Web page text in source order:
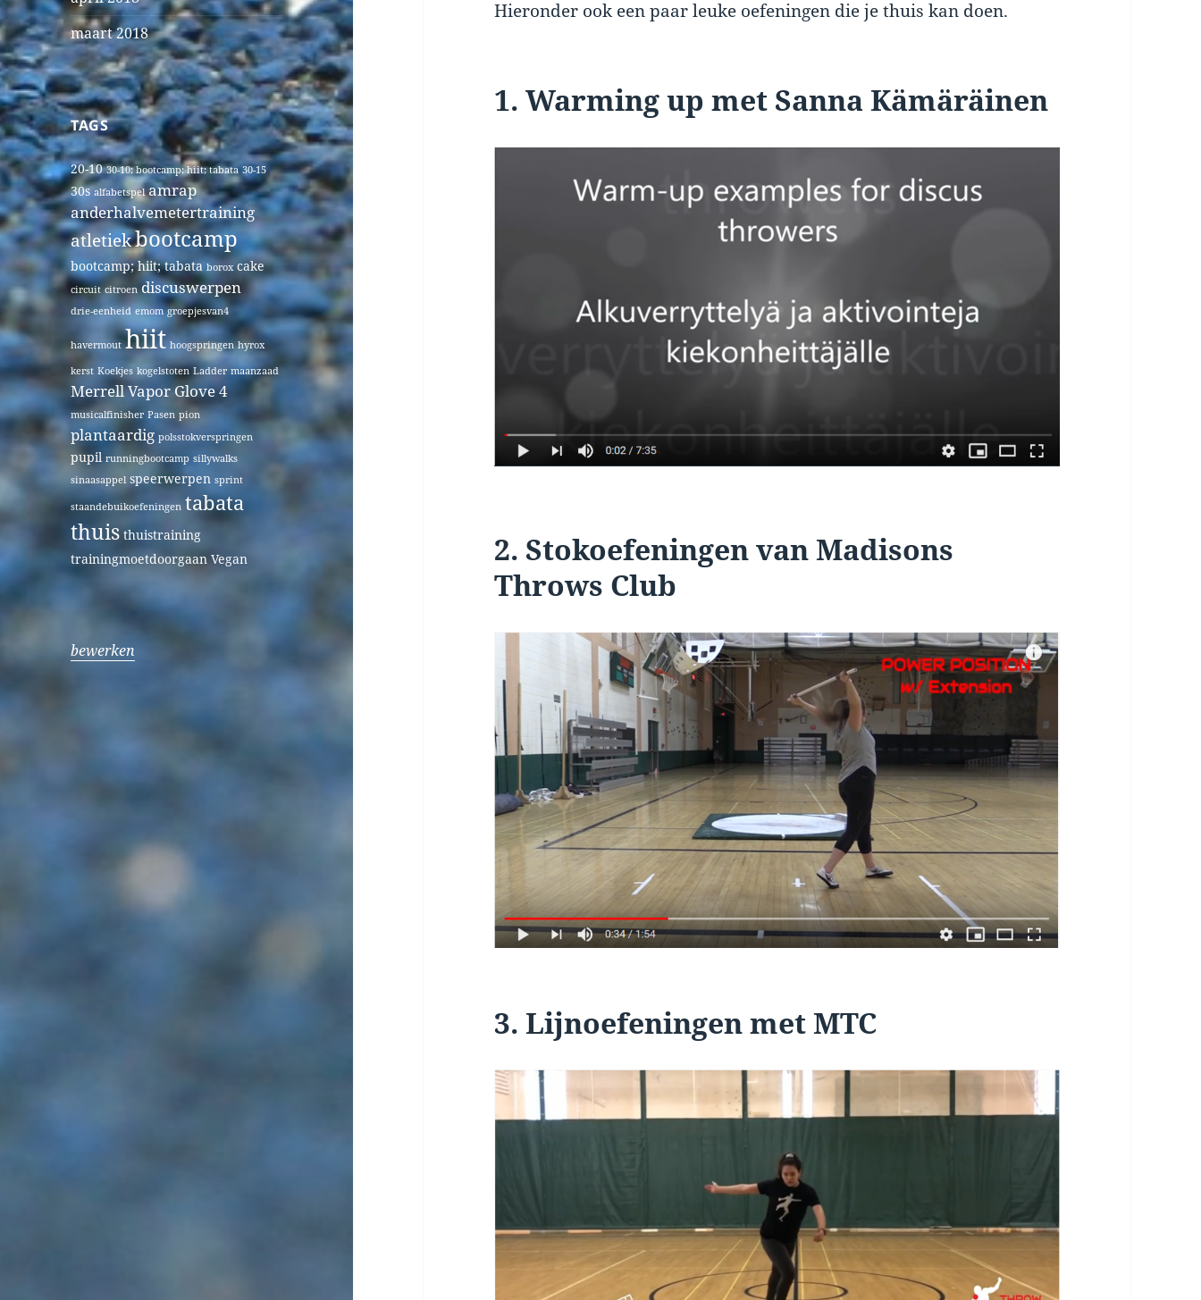
maart 2018
TAGS
20-10 30-10; bootcamp; hiit; tabata 30-15
30s alfabetspel amrap
anderhalvemetertraining
atletiekbootcamp
bootcamp; hiit; tabata borox cake
circuit citroen discuswerpen
drie-eenheid emom groepjesvan4
havermout hiit hoogspringen hyrox
kerst Koekjes kogelstoten Ladder maanzaad
Merrell Vapor Glove 4
musicalfinisher Pasen pion
plantaardig polsstokverspringen
pupil runningbootcamp sillywalks
sinaasappel speerwerpen sprint
staandebuikoefeningen tabata
thuis thuistraining
trainingmoetdoorgaan Vegan
bewerken
Hieronder ook een paar leuke oefeningen die je thuis kan doen.
1. Warming up met Sanna Kämäräinen
2. Stokoefeningen van Madisons
Throws Club
3. Lijnoefeningen met MTC